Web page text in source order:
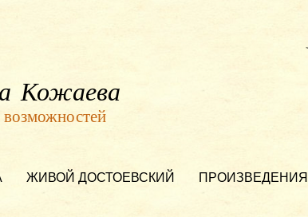
Кожаева
ЖИВОЙ ДОСТОЕВСКИЙ ПРОИЗВЕДЕНИЯ